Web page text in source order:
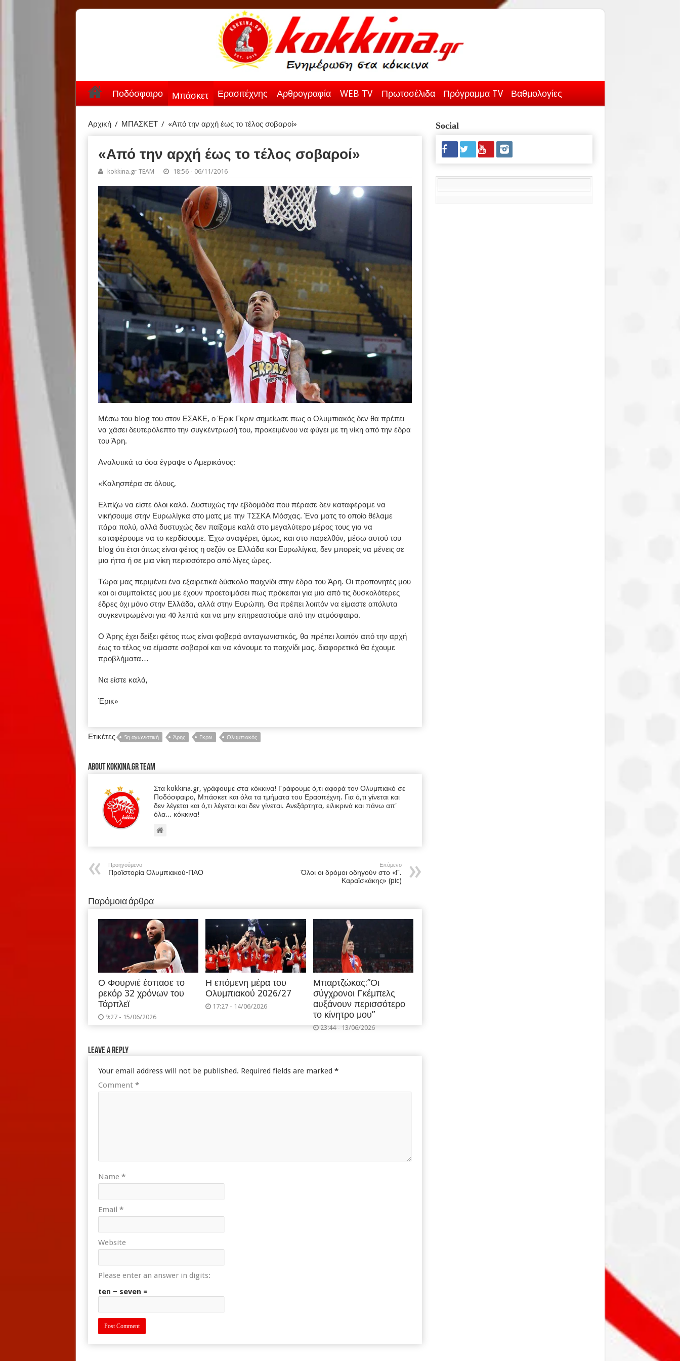
Ποδόσφαιρο Μπάσκετ Ερασιτέχνης Αρθρογραφία WEB TV Πρωτοσέλιδα Πρόγραμμα TV Βαθμολογίες
Αρχική / ΜΠΑΣΚΕΤ / «Από την αρχή έως το τέλος σοβαροί»
«Από την αρχή έως το τέλος σοβαροί»
kokkina.gr TEAM 18:56 - 06/11/2016
Μέσω του blog του στον ΕΣΑΚΕ, ο Έρικ Γκριν σημείωσε πως ο Ολυμπιακός δεν θα πρέπει
να χάσει δευτερόλεπτο την συγκέντρωσή του, προκειμένου να φύγει με τη νίκη από την έδρα
του Άρη.
Αναλυτικά τα όσα έγραψε ο Αμερικάνος:
«Καλησπέρα σε όλους,
Ελπίζω να είστε όλοι καλά. Δυστυχώς την εβδομάδα που πέρασε δεν καταφέραμε να
νικήσουμε στην Ευρωλίγκα στο ματς με την ΤΣΣΚΑ Μόσχας. Ένα ματς το οποίο θέλαμε
πάρα πολύ, αλλά δυστυχώς δεν παίξαμε καλά στο μεγαλύτερο μέρος τους για να
καταφέρουμε να το κερδίσουμε. Έχω αναφέρει, όμως, και στο παρελθόν, μέσω αυτού του
blog ότι έτσι όπως είναι φέτος η σεζόν σε Ελλάδα και Ευρωλίγκα, δεν μπορείς να μένεις σε
μια ήττα ή σε μια νίκη περισσότερο από λίγες ώρες.
Τώρα μας περιμένει ένα εξαιρετικά δύσκολο παιχνίδι στην έδρα του Άρη. Οι προπονητές μου
και οι συμπαίκτες μου με έχουν προετοιμάσει πως πρόκειται για μια από τις δυσκολότερες
έδρες όχι μόνο στην Ελλάδα, αλλά στην Ευρώπη. Θα πρέπει λοιπόν να είμαστε απόλυτα
συγκεντρωμένοι για 40 λεπτά και να μην επηρεαστούμε από την ατμόσφαιρα.
Ο Άρης έχει δείξει φέτος πως είναι φοβερά ανταγωνιστικός, θα πρέπει λοιπόν από την αρχή
έως το τέλος να είμαστε σοβαροί και να κάνουμε το παιχνίδι μας, διαφορετικά θα έχουμε
προβλήματα…
Να είστε καλά,
Έρικ»
Ετικέτες 5η αγωνιστική Άρης Γκριν Ολυμπιακός
About kokkina.gr TEAM
Στα kokkina.gr, γράφουμε στα κόκκινα! Γράφουμε ό,τι αφορά τον Ολυμπιακό σε
Ποδόσφαιρο, Μπάσκετ και όλα τα τμήματα του Ερασιτέχνη. Για ό,τι γίνεται και
δεν λέγεται και ό,τι λέγεται και δεν γίνεται. Ανεξάρτητα, ειλικρινά και πάνω απ'
όλα... κόκκινα!
Προηγούμενο
Προϊστορία Ολυμπιακού-ΠΑΟ
Επόμενο
Όλοι οι δρόμοι οδηγούν στο «Γ.
Καραϊσκάκης» (pic)
Παρόμοια άρθρα
Ο Φουρνιέ έσπασε το
ρεκόρ 32 χρόνων του
Τάρπλεϊ
9:27 - 15/06/2026
Η επόμενη μέρα του
Ολυμπιακού 2026/27
17:27 - 14/06/2026
Μπαρτζώκας:”Οι
σύγχρονοι Γκέμπελς
αυξάνουν περισσότερο
το κίνητρο μου”
23:44 - 13/06/2026
Leave a Reply
Your email address will not be published. Required fields are marked *
Comment *
Name *
Email *
Website
Please enter an answer in digits:
ten − seven =
Social